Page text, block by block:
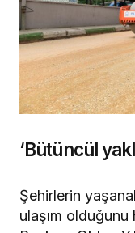
‘Bütüncül
Şehirlerin
ulaşım olduğunu